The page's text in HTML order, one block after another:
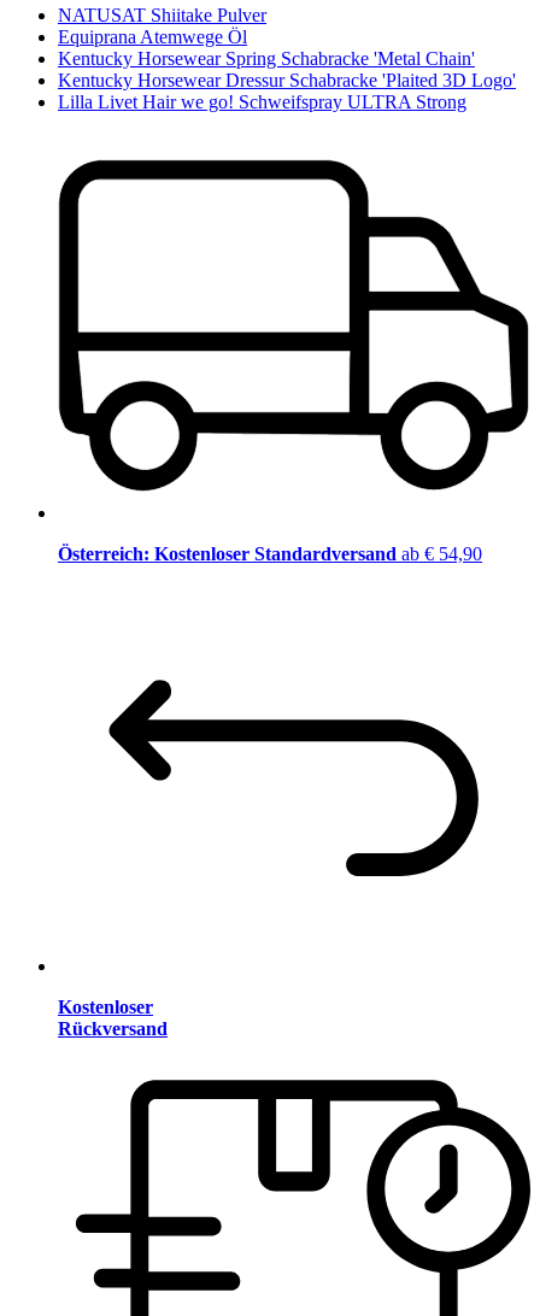
NATUSAT Shiitake Pulver
Equiprana Atemwege Öl
Kentucky Horsewear Spring Schabracke 'Metal Chain'
Kentucky Horsewear Dressur Schabracke 'Plaited 3D Logo'
Lilla Livet Hair we go! Schweifspray ULTRA Strong
Österreich: Kostenloser Standardversand ab € 54,90
Kostenloser
Rückversand